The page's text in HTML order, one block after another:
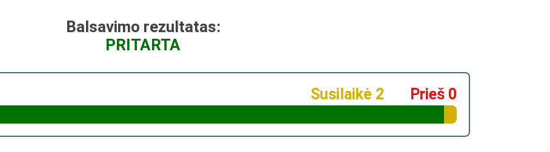
Balsavimo rezultatas:
PRITARTA
Prieš 0
Susilaikė 2